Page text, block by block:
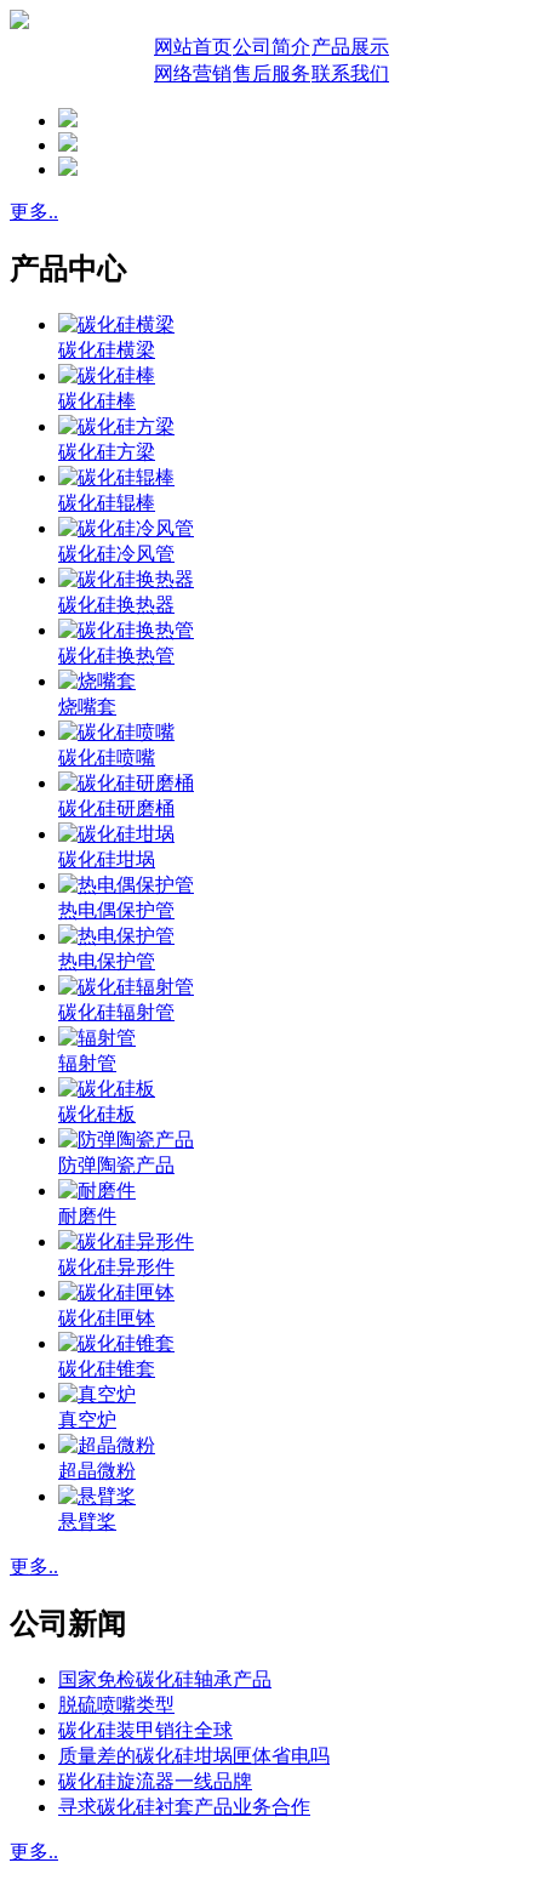
网站首页公司简介产品展示
网络营销售后服务联系我们
更多..
产品中心
碳化硅横梁
碳化硅棒
碳化硅方梁
碳化硅辊棒
碳化硅冷风管
碳化硅换热器
碳化硅换热管
烧嘴套
碳化硅喷嘴
碳化硅研磨桶
碳化硅坩埚
热电偶保护管
热电保护管
碳化硅辐射管
辐射管
碳化硅板
防弹陶瓷产品
耐磨件
碳化硅异形件
碳化硅匣钵
碳化硅锥套
真空炉
超晶微粉
悬臂桨
更多..
公司新闻
国家免检碳化硅轴承产品
脱硫喷嘴类型
碳化硅装甲销往全球
质量差的碳化硅坩埚匣体省电吗
碳化硅旋流器一线品牌
寻求碳化硅衬套产品业务合作
更多..